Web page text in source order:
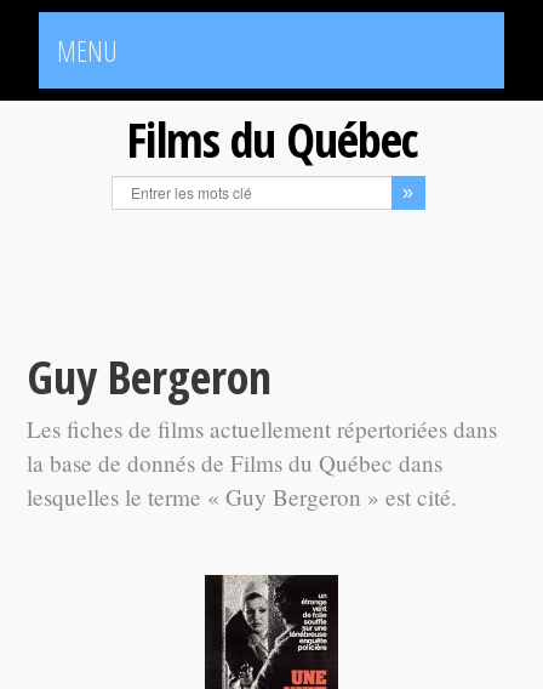
MENU
Films du Québec
Guy Bergeron
Les fiches de films actuellement répertoriées dans
la base de donnés de Films du Québec dans
lesquelles le terme « Guy Bergeron » est cité.